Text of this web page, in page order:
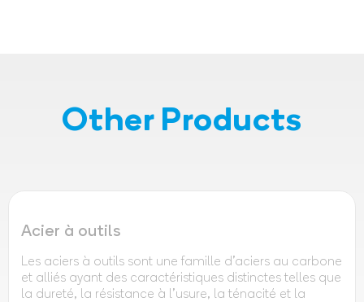
Other Products
Acier à outils
Les aciers à outils sont une famille d'aciers au carbone
et alliés ayant des caractéristiques distinctes telles que
la dureté, la résistance à l'usure, la ténacité et la